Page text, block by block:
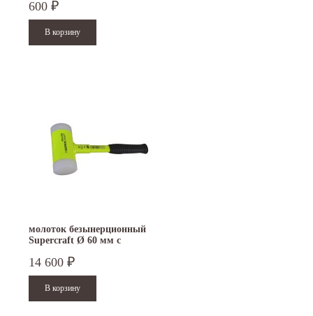
600 ₽
молоток безынерционный
Supercraft Ø 60 мм с
3377.160
14 600 ₽